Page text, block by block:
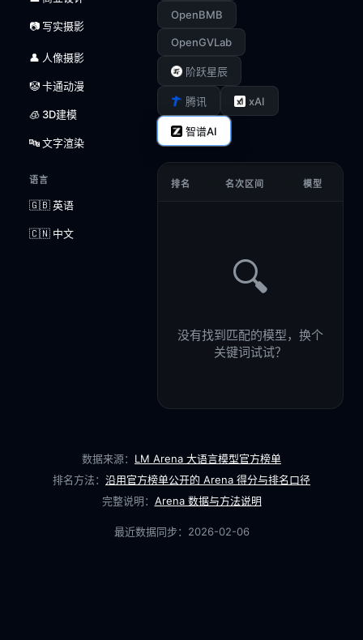
📷 写实摄影
👤 人像摄影
🤡 卡通动漫
🧊 3D建模
🔤 文字渲染
语言
🇬🇧 英语
🇨🇳 中文
OpenBMB
OpenGVLab
阶跃星辰
腾讯 xAI
智谱AI
排名 名次区间 模型
🔍
没有找到匹配的模型，换个
关键词试试？
数据来源： LM Arena 大语言模型官方榜单
排名方法： 沿用官方榜单公开的 Arena 得分与排名口径
完整说明： Arena 数据与方法说明
最近数据同步： 2026-02-06